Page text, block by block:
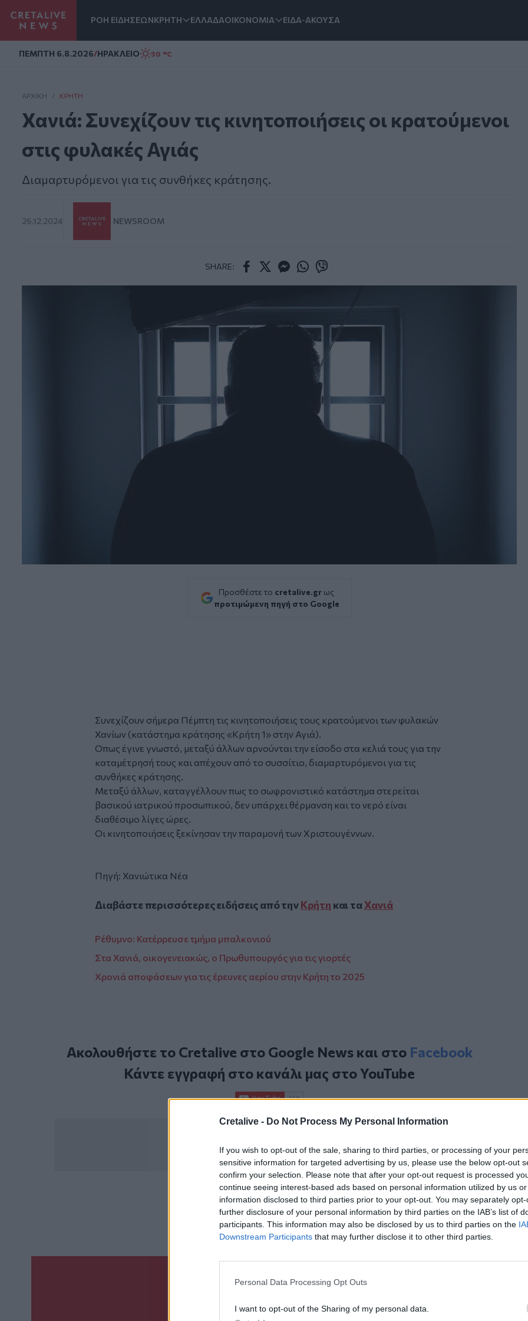
Cretalive - Do Not Process My Personal Information
If you wish to opt-out of the sale, sharing to third parties, or processing of your
sensitive information for targeted advertising by us, please use the below opt-out
confirm your selection. Please note that after your opt-out request is processed
continue seeing interest-based ads based on personal information utilized by us
information disclosed to third parties prior to your opt-out. You may separately
further disclosure of your personal information by third parties on the IAB’s list of
participants. This information may also be disclosed by us to third parties on the
Downstream Participants that may further disclose it to other third parties.
Personal Data Processing Opt Outs
I want to opt-out of the Sharing of my personal data.
ΡΟΗ ΕΙΔΗΣΕΩΝΚΡΗΤΗ ΕΛΛΑΔΑΟΙΚΟΝΟΜΙΑ ΕΙΔΑ-ΑΚΟΥΣΑ
ΠΕΜΠΤΗ 6.8.2026/ΗΡΑΚΛΕΙΟ 30 °C
ΑΡΧΙΚΗ / ΚΡΉΤΗ
Χανιά: Συνεχίζουν τις κινητοποιήσεις οι κρατούμενοι
στις φυλακές Αγιάς
Διαμαρτυρόμενοι για τις συνθήκες κράτησης.
26.12.2024 NEWSROOM
SHARE:
Προσθέστε το cretalive.gr ως
προτιμώμενη πηγή στο Google
Συνεχίζουν σήμερα Πέμπτη τις κινητοποιήσεις τους κρατούμενοι των φυλακών
Χανίων (κατάστημα κράτησης «Κρήτη 1» στην Αγιά).
Οπως έγινε γνωστό, μεταξύ άλλων αρνούνται την είσοδο στα κελιά τους για την
καταμέτρησή τους και απέχουν από το συσσίτιο, διαμαρτυρόμενοι για τις
συνθήκες κράτησης.
Μεταξύ άλλων, καταγγέλλουν πως το σωφρονιστικό κατάστημα στερείται
βασικού ιατρικού προσωπικού, δεν υπάρχει θέρμανση και το νερό είναι
διαθέσιμο λίγες ώρες.
Οι κινητοποιήσεις ξεκίνησαν την παραμονή των Χριστουγέννων.
Πηγή: Χανιώτικα Νέα
Διαβάστε περισσότερες ειδήσεις από τηνΚρήτη και ταΧανιά
Ρέθυμνο: Κατέρρευσε τμήμα μπαλκονιού
Στα Χανιά, οικογενειακώς, ο Πρωθυπουργός για τις γιορτές
Χρονιά αποφάσεων για τις έρευνες αερίου στην Κρήτη το 2025
Ακολουθήστε το Cretalive στο Google Newsκαι στο Facebook
Κάντε εγγραφή στο κανάλι μας στοYouTube
ΣΧΕΤΙΚΆ TAGS
Χανιά
Φυλακές Αγιάς Κρατούμενοι
Γίνε ο ρεπόρτερ του CRETALIVE